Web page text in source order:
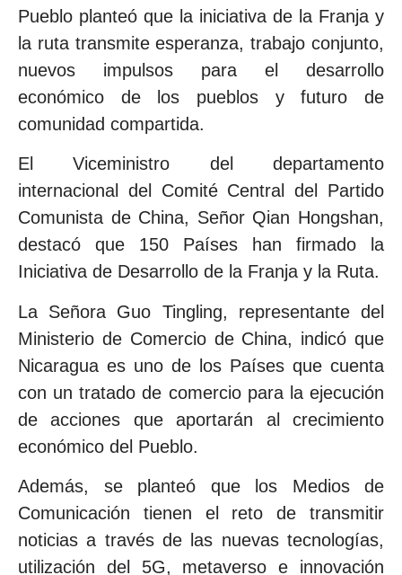
Pueblo planteó que la iniciativa de la Franja y
la ruta transmite esperanza, trabajo conjunto,
nuevos impulsos para el desarrollo
económico de los pueblos y futuro de
comunidad compartida.
El Viceministro del departamento
internacional del Comité Central del Partido
Comunista de China, Señor Qian Hongshan,
destacó que 150 Países han firmado la
Iniciativa de Desarrollo de la Franja y la Ruta.
La Señora Guo Tingling, representante del
Ministerio de Comercio de China, indicó que
Nicaragua es uno de los Países que cuenta
con un tratado de comercio para la ejecución
de acciones que aportarán al crecimiento
económico del Pueblo.
Además, se planteó que los Medios de
Comunicación tienen el reto de transmitir
noticias a través de las nuevas tecnologías,
utilización del 5G, metaverso e innovación